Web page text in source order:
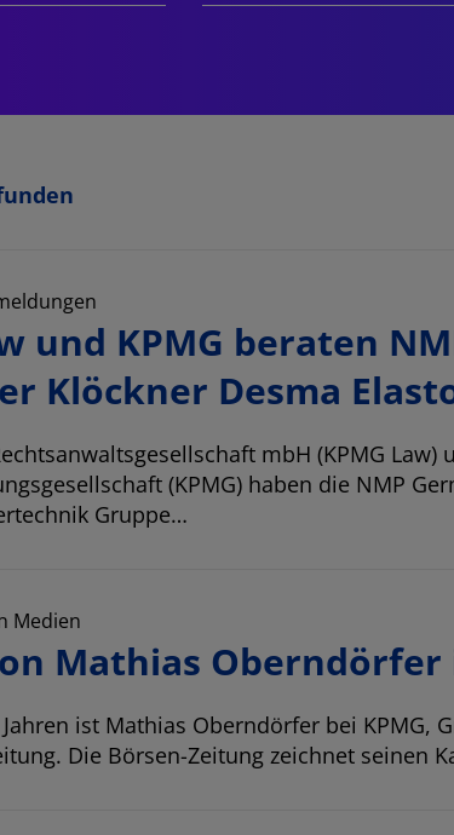
und KPMG beraten
Klöckner Desma
mbH (KPMG Law)
(KPMG) haben die NMP
Gruppe…
Medien
Mathias Oberndörfer
ist Mathias Oberndörfer bei KPMG,
Die Börsen-Zeitung zeichnet seinen